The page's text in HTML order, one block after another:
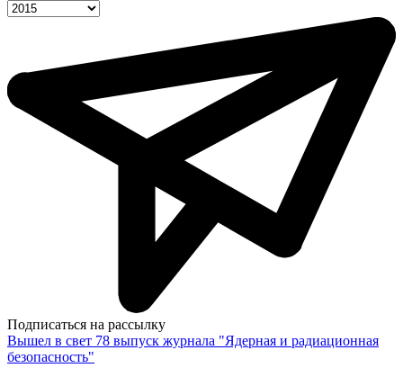
Подписаться на рассылку
Вышел в свет 78 выпуск журнала "Ядерная и радиационная
безопасность"